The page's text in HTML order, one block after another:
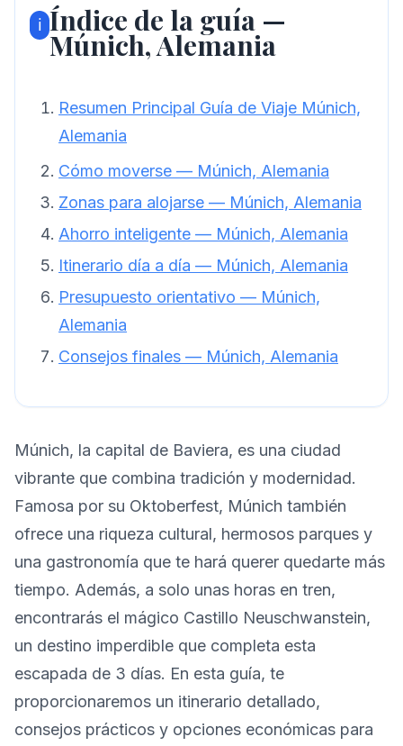
ℹ️ Índice de la guía —
Múnich, Alemania
Resumen Principal Guía de Viaje Múnich,
Alemania
Cómo moverse — Múnich, Alemania
Zonas para alojarse — Múnich, Alemania
Ahorro inteligente — Múnich, Alemania
Itinerario día a día — Múnich, Alemania
Presupuesto orientativo — Múnich,
Alemania
Consejos finales — Múnich, Alemania
Múnich, la capital de Baviera, es una ciudad
vibrante que combina tradición y modernidad.
Famosa por su Oktoberfest, Múnich también
ofrece una riqueza cultural, hermosos parques y
una gastronomía que te hará querer quedarte más
tiempo. Además, a solo unas horas en tren,
encontrarás el mágico Castillo Neuschwanstein,
un destino imperdible que completa esta
escapada de 3 días. En esta guía, te
proporcionaremos un itinerario detallado,
consejos prácticos y opciones económicas para